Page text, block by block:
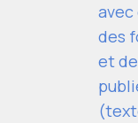
des
et